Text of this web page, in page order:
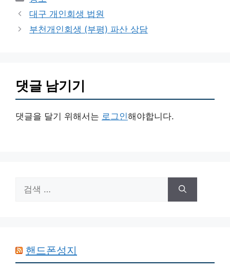
테
리
대구 개인회생 법원
부천개인회생 (부평) 파산 상담
댓글 남기기
댓글을 달기 위해서는 로그인해야합니다.
색:
핸드폰성지